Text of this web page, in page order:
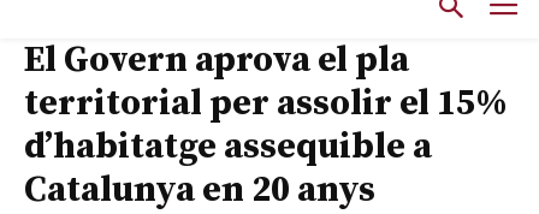
El Govern aprova el pla
territorial per assolir el 15%
d’habitatge assequible a
Catalunya en 20 anys